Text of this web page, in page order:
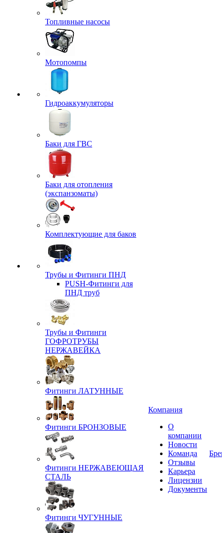
Топливные насосы
Мотопомпы
Гидроаккумуляторы
Баки для ГВС
Баки для отопления
(экспанзоматы)
Комплектующие для баков
Трубы и Фитинги ПНД
PUSH-Фитинги для
ПНД труб
Трубы и Фитинги
ГОФРОТРУБЫ
НЕРЖАВЕЙКА
Фитинги ЛАТУННЫЕ
Фитинги БРОНЗОВЫЕ
Фитинги НЕРЖАВЕЮЩАЯ
СТАЛЬ
Фитинги ЧУГУННЫЕ
Компания
О
компании
Новости
Команда
Отзывы
Карьера
Лицензии
Документы